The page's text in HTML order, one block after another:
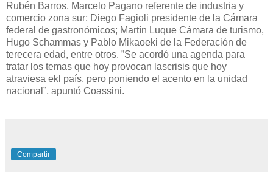
Rubén Barros, Marcelo Pagano referente de industria y
comercio zona sur; Diego Fagioli presidente de la Cámara
federal de gastronómicos; Martín Luque Cámara de turismo,
Hugo Schammas y Pablo Mikaoeki de la Federación de
terecera edad, entre otros. ”Se acordó una agenda para
tratar los temas que hoy provocan lascrisis que hoy
atraviesa ekl país, pero poniendo el acento en la unidad
nacional”, apuntó Coassini.
Compartir